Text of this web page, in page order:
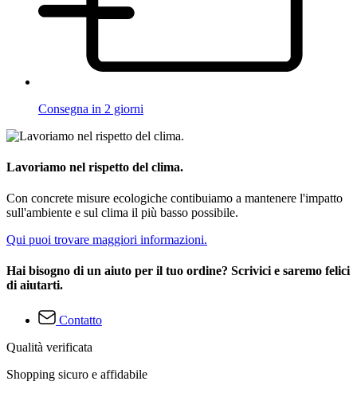
Consegna in 2 giorni
Lavoriamo nel rispetto del clima.
Con concrete misure ecologiche contibuiamo a mantenere l'impatto
sull'ambiente e sul clima il più basso possibile.
Qui puoi trovare maggiori informazioni.
Hai bisogno di un aiuto per il tuo ordine? Scrivici e saremo felici
di aiutarti.
Contatto
Qualità verificata
Shopping sicuro e affidabile